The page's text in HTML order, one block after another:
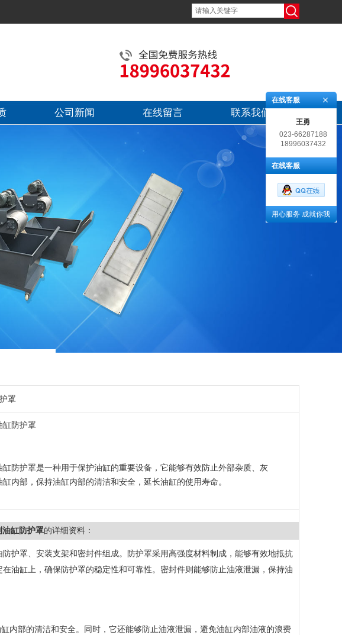
公司新闻 在线留言 联系我们
罩
缸防护罩
缸防护罩是一种用于保护油缸的重要设备，它能够有效防止外部杂质、灰
缸内部，保持油缸内部的清洁和安全，延长油缸的使用寿命。
油缸防护罩的详细资料：
护罩、安装支架和密封件组成。防护罩采用高强度材料制成，能够有效地抵抗
油缸上，确保防护罩的稳定性和可靠性。密封件则能够防止油液泄漏，保持油
内部的清洁和安全。同时，它还能够防止油液泄漏，避免油缸内部油液的浪费
在线客服
王勇
023-66287188
18996037432
在线客服
用心服务 成就你我